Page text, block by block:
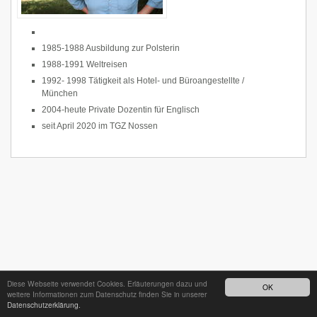
OK
Diese Webseite verwendet Cookies. Erläuterungen dazu und
weitere Informationen zum Datenschutz finden Sie in unserer
Datenschutzerklärung.
1985-1988 Ausbildung zur Polsterin
1988-1991 Weltreisen
1992- 1998 Tätigkeit als Hotel- und Büroangestellte /
München
2004-heute Private Dozentin für Englisch
seit April 2020 im TGZ Nossen
24h - Bereitschaftsdienst unter